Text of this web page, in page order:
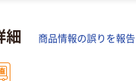
細 商品情報の誤りを報告